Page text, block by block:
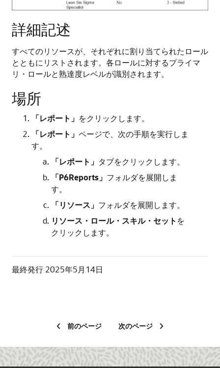
詳細記述
すべてのリソースが、それぞれに割り当てられたロール
とともにリストされます。各ロールに対するプライマ
リ・ロールと熟達度レベルが識別されます。
場所
「レポート」 をクリックします。
「レポート」 ページで、次の手順を実行しま
す。
「レポート」 タブをクリックします。
「P6Reports」 フォルダを展開しま
す。
「リソース」 フォルダを展開します。
リソース・ロール・スキル・セット を
クリックします。
最終発行 2025年5月14日
前のページ 次のページ